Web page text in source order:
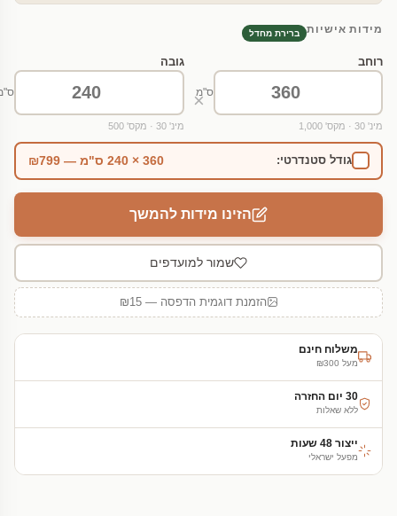
מידות אישיות ברירת מחדל
רוחב
ס"מ
מינ' 30 · מקס' 1,000
×
גובה
מינ' 30 · מקס' 500
גודל סטנדרטי: 360 × 240 ס"מ — ₪799
הזינו מידות להמשך
שמור למועדפים
הזמנת דוגמית הדפסה — ₪15
משלוח חינם
מעל ₪300
30 יום החזרה
ללא שאלות
ייצור 48 שעות
מפעל ישראלי